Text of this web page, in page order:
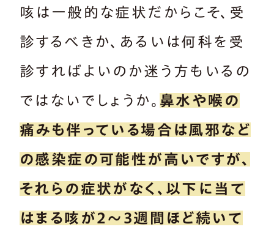
咳は一般的な症状だからこそ、受
診するべきか、あるいは何科を受
診すればよいのか迷う方もいるの
ではないでしょうか。 鼻水や喉の
痛みも伴っている場合は風邪など
の感染症の可能性が高いですが、
それらの症状がなく、以下に当て
はまる咳が2～3週間ほど続いて